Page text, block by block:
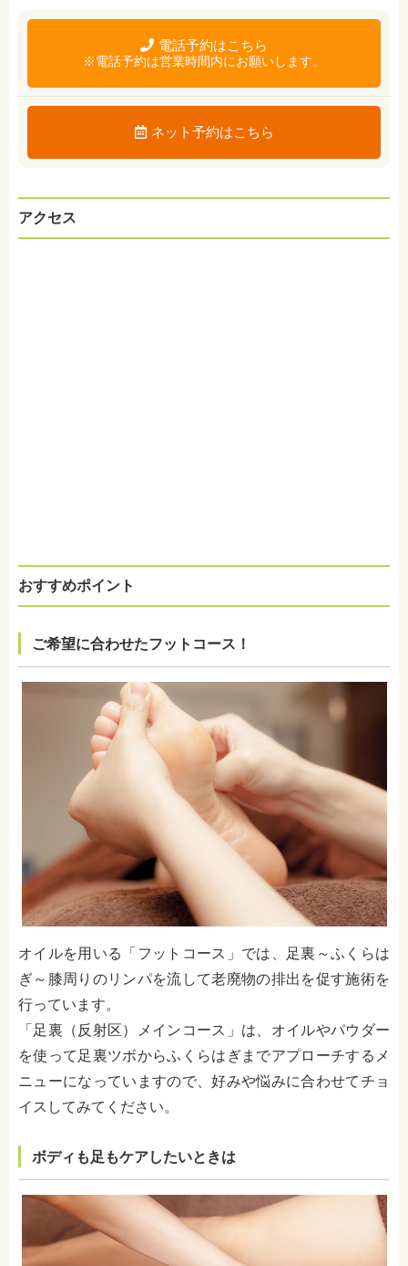
電話予約はこちら
※電話予約は営業時間内にお願いします。
ネット予約はこちら
アクセス
おすすめポイント
ご希望に合わせたフットコース！
オイルを用いる「フットコース」では、足裏～ふくらは
ぎ～膝周りのリンパを流して老廃物の排出を促す施術を
行っています。
「足裏（反射区）メインコース」は、オイルやパウダー
を使って足裏ツボからふくらはぎまでアプローチするメ
ニューになっていますので、好みや悩みに合わせてチョ
イスしてみてください。
ボディも足もケアしたいときは